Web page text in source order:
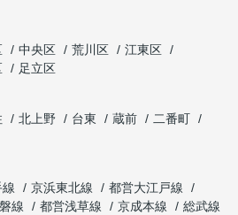
中央区 荒川区
江東区
足立区
北上野 台東 蔵前
二番町
線 京浜東北線
都営大江戸線
線 都営浅草線 京成本線
総武線